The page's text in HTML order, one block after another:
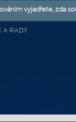
A RADY
vyjadřete, zda